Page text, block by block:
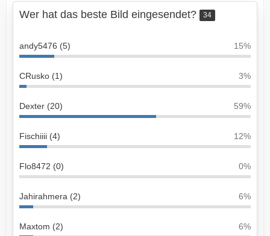
Wer hat das beste Bild eingesendet? 34
andy5476 (5) 15%
CRusko (1) 3%
Dexter (20) 59%
Fischiiii (4) 12%
Flo8472 (0) 0%
Jahirahmera (2) 6%
Maxtom (2) 6%